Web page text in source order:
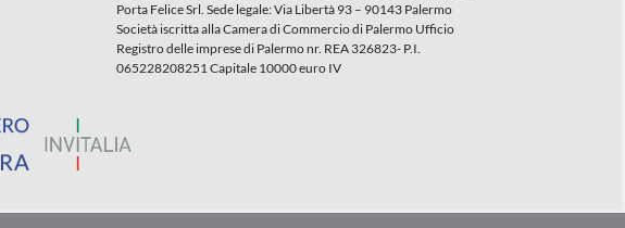
Porta Felice Srl. Sede legale: Via Libertà 93 – 90143 Palermo
Società iscritta alla Camera di Commercio di Palermo Ufficio
Registro delle imprese di Palermo nr. REA 326823- P.I.
065228208251 Capitale 10000 euro IV